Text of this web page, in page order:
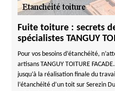
Fuite toiture : secrets
spécialistes TANGUY
Pour vos besoins d’étanchéité,
artisans TANGUY TOITURE
jusqu’à la réalisation finale du
l’étanchéité d’un toit sur Serezin